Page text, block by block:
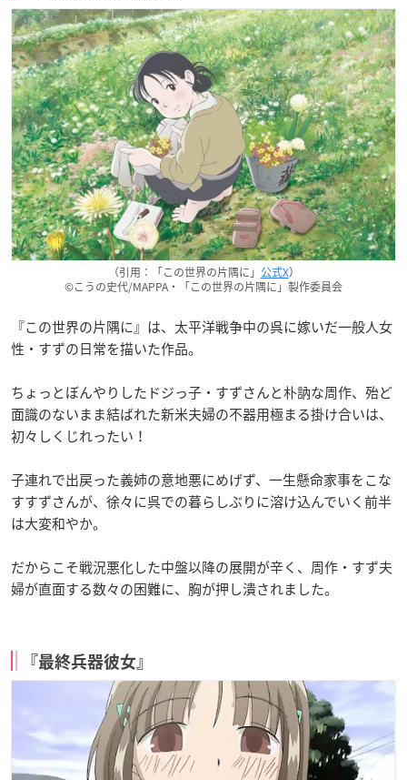
（引用：「この世界の片隅に」 公式X）
©こうの史代/MAPPA・「この世界の片隅に」製作委員会
『この世界の片隅に』は、太平洋戦争中の呉に嫁いだ一般人女
性・すずの日常を描いた作品。
ちょっとぼんやりしたドジっ子・すずさんと朴訥な周作、殆ど
面識のないまま結ばれた新米夫婦の不器用極まる掛け合いは、
初々しくじれったい！
子連れで出戻った義姉の意地悪にめげず、一生懸命家事をこな
すすずさんが、徐々に呉での暮らしぶりに溶け込んでいく前半
は大変和やか。
だからこそ戦況悪化した中盤以降の展開が辛く、周作・すず夫
婦が直面する数々の困難に、胸が押し潰されました。
『最終兵器彼女』